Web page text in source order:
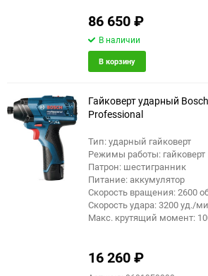
86 650₽
В наличии
В корзину
Гайковерт ударный
Professional
Тип: ударный гайковерт
Режимы работы: гайковерт
Патрон: шестигранник
Питание: аккумулятор
Скорость вращения: 2600
Скорость удара: 3200 уд./
Макс. крутящий момент:
16 260₽